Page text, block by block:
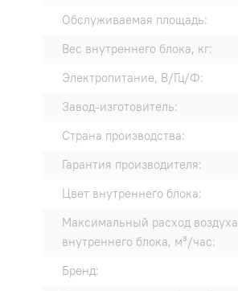
Обслуживаемая площадь:
Вес внутреннего блока, кг:
Электропитание, В/Гц/Ф:
Завод-изготовитель:
Страна производства:
Гарантия производителя:
Цвет внутреннего блока:
Максимальный расход воздуха
внутреннего блока, м³/час:
Бренд: